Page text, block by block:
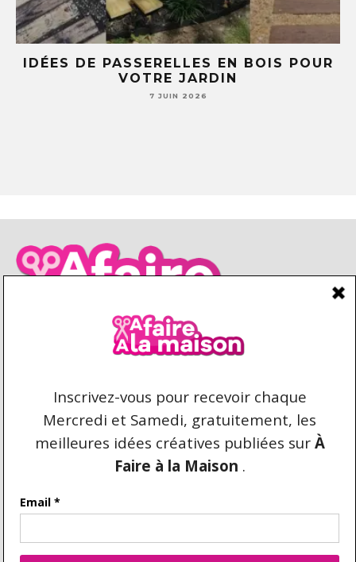
IDÉES DE PASSERELLES EN BOIS POUR
VOTRE JARDIN
7 JUIN 2026
CONDITIONS D’UTILISATION CONTACT
REPRODUCTION ET DROIT D'AUTEUR
AFAIREALAMAISON.COM © 2021 TOUS DROITS
RÉSERVÉS. AUCUNE COPIE DU CONTENU N'EST
AUTORISÉE